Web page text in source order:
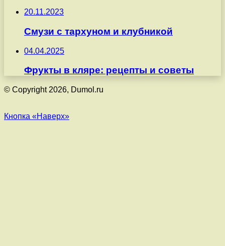
20.11.2023
Смузи с тархуном и клубникой
04.04.2025
Фрукты в кляре: рецепты и советы
© Copyright 2026, Dumol.ru
Кнопка «Наверх»